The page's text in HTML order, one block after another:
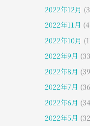
2022年12月
2022年11月
2022年10月
2022年9月
2022年8月
2022年7月
2022年6月
2022年5月